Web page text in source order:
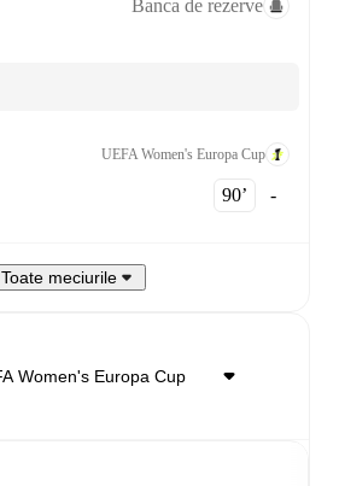
Banca de rezerve
UEFA Women's Europa Cup
90‎’‎ -
Toate meciurile